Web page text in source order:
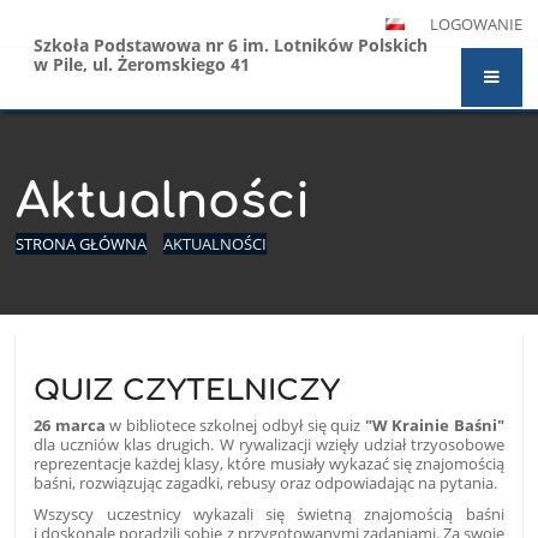
LOGOWANIE
Szkoła Podstawowa nr 6 im. Lotników Polskich
w Pile, ul. Żeromskiego 41
Aktualności
STRONA GŁÓWNA AKTUALNOŚCI
QUIZ CZYTELNICZY
26 marca w bibliotece szkolnej odbył się quiz "W Krainie Baśni"
dla uczniów klas drugich. W rywalizacji wzięły udział trzyosobowe
reprezentacje każdej klasy, które musiały wykazać się znajomością
baśni, rozwiązując zagadki, rebusy oraz odpowiadając na pytania.
Wszyscy uczestnicy wykazali się świetną znajomością baśni
i doskonale poradzili sobie z przygotowanymi zadaniami. Za swoje